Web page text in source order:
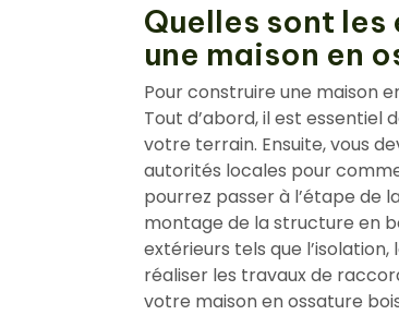
Quelles sont
une maison en
Pour construire une maison
Tout d’abord, il est essentiel
votre terrain. Ensuite, vous
autorités locales pour
pourrez passer à l’étape de
montage de la structure en
extérieurs tels que
réaliser les travaux de
votre maison en ossature